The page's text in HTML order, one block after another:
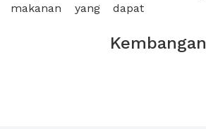
makanan yang dapat
Kembangan